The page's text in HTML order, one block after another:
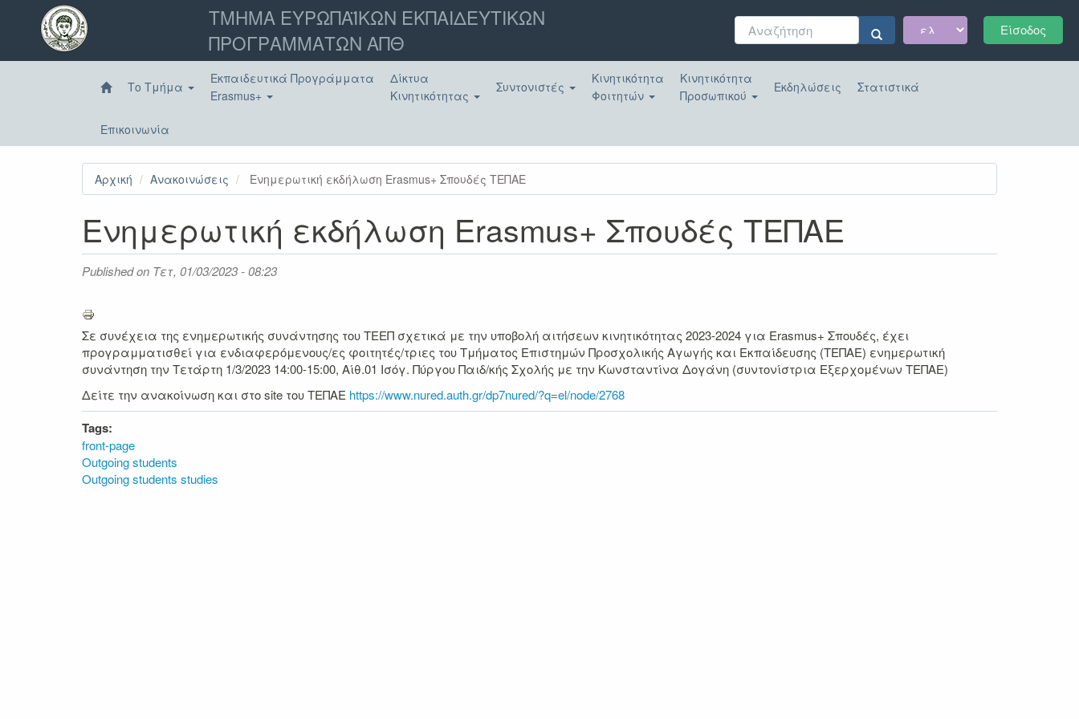
Παράκαμψη
κυρίως
Είσοδος
ΤΜΗΜΑ ΕΥΡΩΠΑΪΚΩΝ ΕΚΠΑΙΔΕΥΤΙΚΩΝ
ΠΡΟΓΡΑΜΜΑΤΩΝ ΑΠΘ
Φόρμα
αναζήτησης
Αναζήτηση
Το Τμήμα
Εκπαιδευτικά Προγράμματα
Erasmus+
Δίκτυα
Κινητικότητας
Συντονιστές
Κινητικότητα
Φοιτητών
Κινητικότητα
Προσωπικού
Εκδηλώσεις Στατιστικά
Επικοινωνία
Αρχική Ανακοινώσεις Ενημερωτική εκδήλωση Erasmus+ Σπουδές ΤΕΠΑΕ
Ενημερωτική εκδήλωση Erasmus+ Σπουδές ΤΕΠΑΕ
Published on Τετ, 01/03/2023 - 08:23
Σε συνέχεια της ενημερωτικής συνάντησης του ΤΕΕΠ σχετικά με την υποβολή αιτήσεων κινητικότητας 2023-2024 για Erasmus+ Σπουδές, έχει
προγραμματισθεί για ενδιαφερόμενους/ες φοιτητές/τριες του Τμήματος Επιστημών Προσχολικής Αγωγής και Εκπαίδευσης (ΤΕΠΑΕ) ενημερωτική
συνάντηση την Τετάρτη 1/3/2023 14:00-15:00, Αίθ.01 Ισόγ. Πύργου Παιδ/κής Σχολής με την Κωνσταντίνα Δογάνη (συντονίστρια Εξερχομένων ΤΕΠΑΕ)
Δείτε την ανακοίνωση και στο site του ΤΕΠΑΕ https://www.nured.auth.gr/dp7nured/?q=el/node/2768
Tags:
front-page
Outgoing students
Outgoing students studies